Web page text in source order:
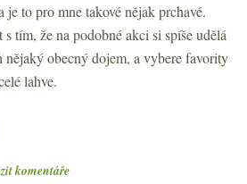
to pro mne takové nějak prchavé.
tím, že na podobné akci si spíše udělá
nějaký obecný dojem, a vybere favority
lahve.
komentáře